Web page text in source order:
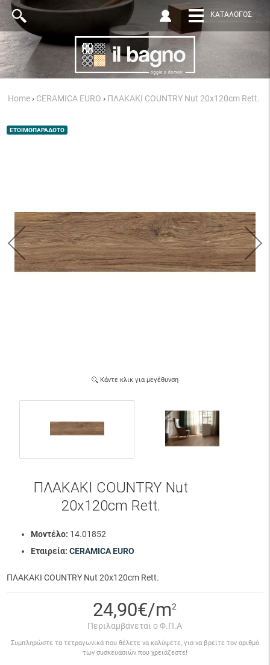
ΚΑΤΆΛΟΓΟΣ
Home› CERAMICA EURO › ΠΛΑΚΑΚΙ COUNTRY Nut 20x120cm Rett.
Κάντε κλικ για μεγέθυνση
ΕΤΟΙΜΟΠΑΡΑΔΟΤΟ
ΠΛΑΚΑΚΙ COUNTRY Nut
20x120cm Rett.
Μοντέλο: 14.01852
Εταιρεία: CERAMICA EURO
ΠΛΑΚΑΚΙ COUNTRY Nut 20x120cm Rett.
24,90€/m2
Περιλαμβάνεται ο Φ.Π.Α
Συμπληρώστε τα τετραγωνικά που θέλετε να καλύψετε, για να βρείτε τον αριθμό
των συσκευασιών που χρειάζεστε!